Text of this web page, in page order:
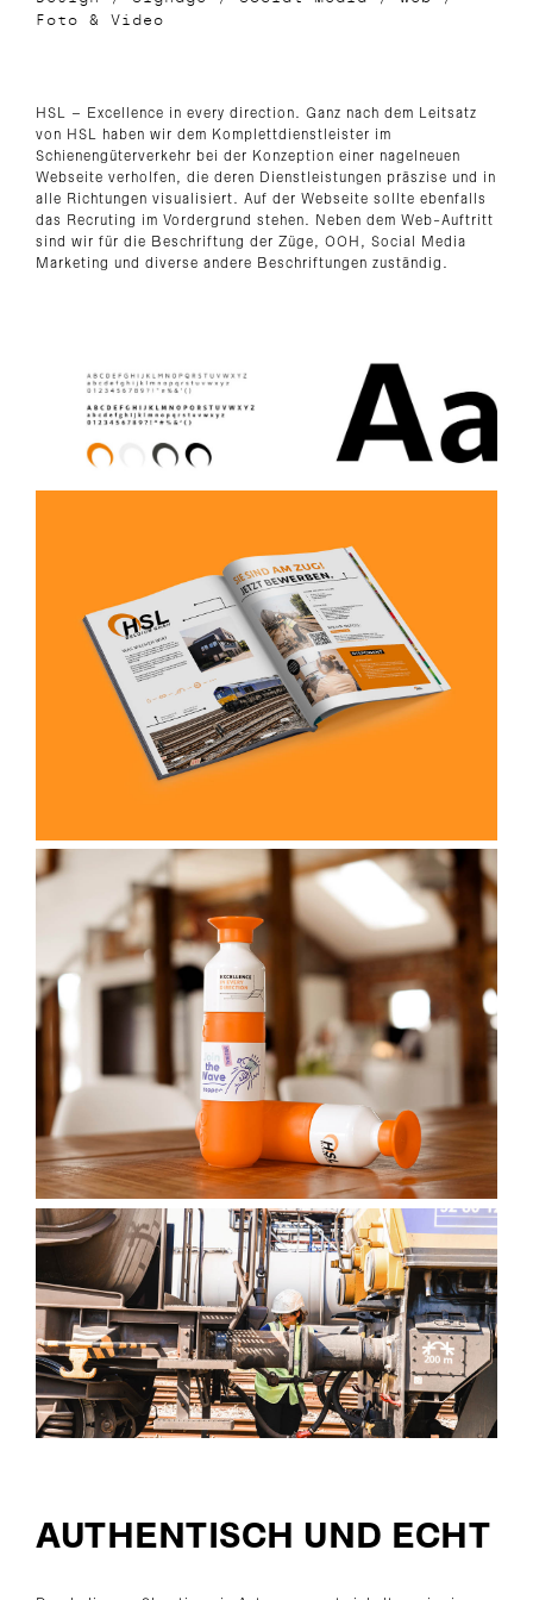
Foto & Video
HSL – Excellence in every direction. Ganz nach dem Leitsatz
von HSL haben wir dem Komplettdienstleister im
Schienengüterverkehr bei der Konzeption einer nagelneuen
Webseite verholfen, die deren Dienstleistungen präszise und in
alle Richtungen visualisiert. Auf der Webseite sollte ebenfalls
das Recruting im Vordergrund stehen. Neben dem Web-Auftritt
sind wir für die Beschriftung der Züge, OOH, Social Media
Marketing und diverse andere Beschriftungen zuständig.
AUTHENTISCH UND ECHT